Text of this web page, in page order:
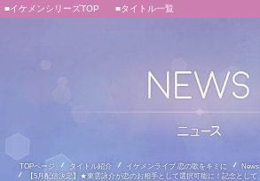
■イケメンシリーズTOP ■タイトル一覧
TOPページ タイトル紹介 イケメンライブ 恋の歌をキミに News
【5月配信決定】★東雲詠介が恋のお相手として選択可能に！記念とし